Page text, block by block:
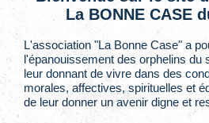
La BONNE CASE
L'association "La Bonne Case" a
l'épanouissement des orphelins du
leur donnant de vivre dans des
morales, affectives, spirituelles et
de leur donner un avenir digne et